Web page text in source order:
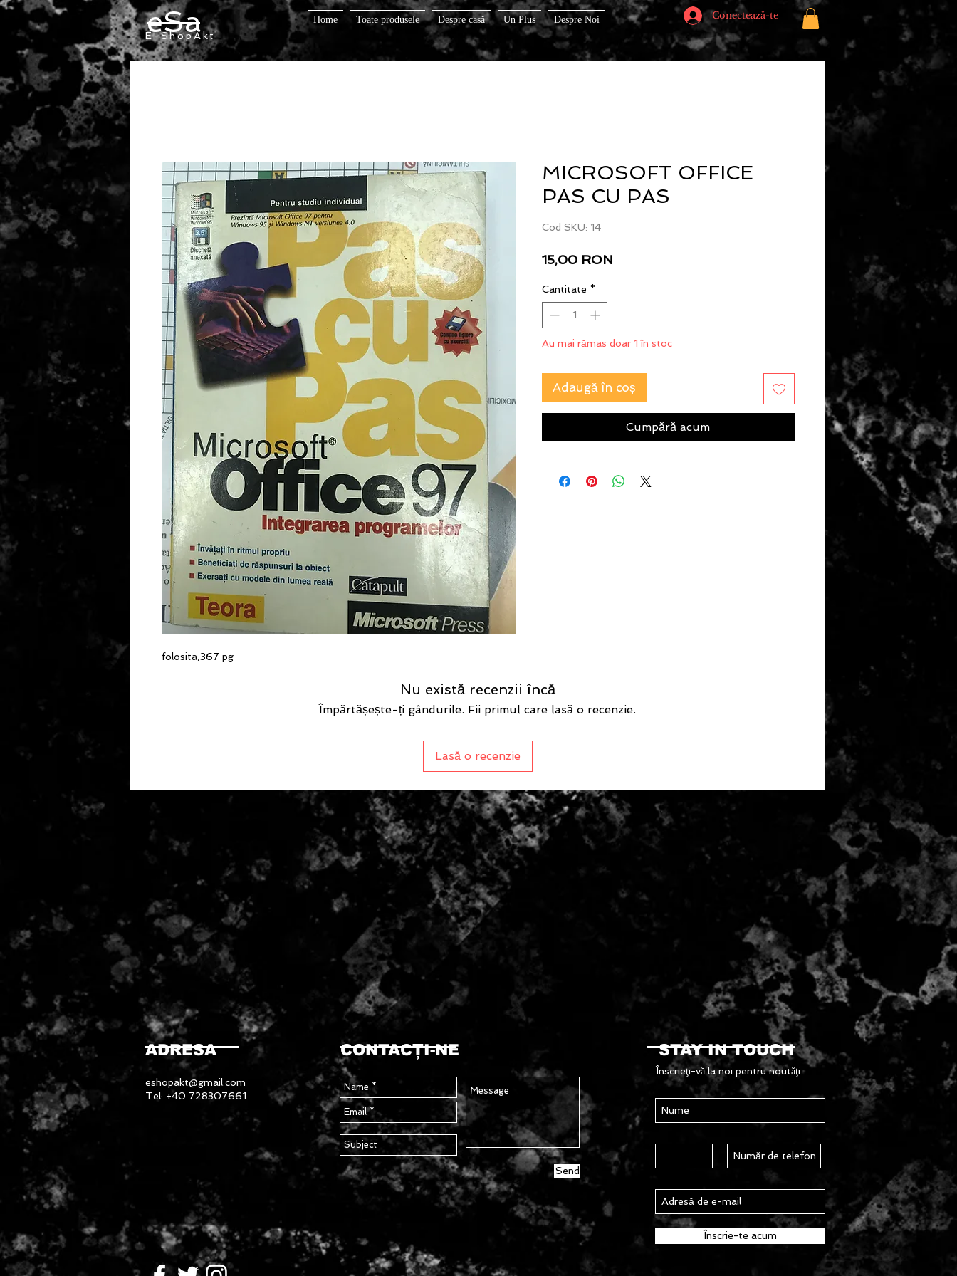
eSa
E-ShopAkt
Home Toate produsele Despre casă Un Plus Despre Noi Conectează-te
folosita,367 pg
MICROSOFT OFFICE
PAS CU PAS
Cod SKU: 14
15,00 RONPreț
Cantitate *
Au mai rămas doar 1 în stoc
Adaugă în coș
Cumpără acum
Nu există recenzii încă
Împărtășește-ți gândurile. Fii primul care lasă o recenzie.
Lasă o recenzie
ADRESA
eshopakt@gmail.com
Tel: +40 728307661
CONTACŢI-NE
Send
STAY IN TOUCH
Înscrieţi-vă la noi pentru noutăţi
Înscrie-te acum